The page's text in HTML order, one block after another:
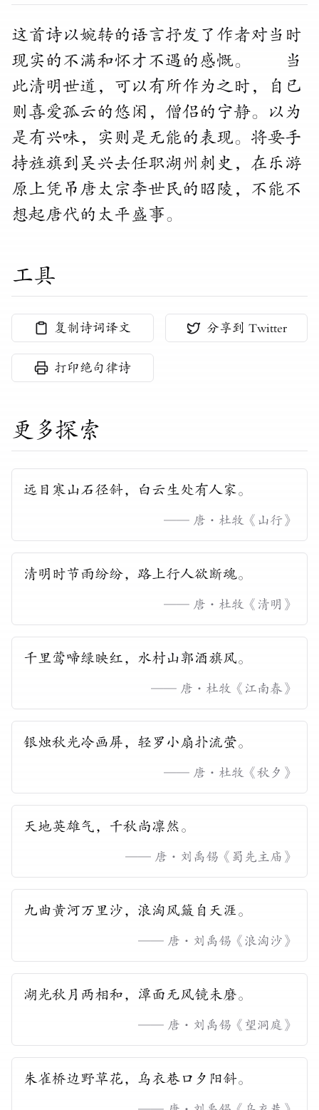
这首诗以婉转的语言抒发了作者对当时
现实的不满和怀才不遇的感慨。 当
此清明世道，可以有所作为之时，自已
则喜爱孤云的悠闲，僧侣的宁静。以为
是有兴味，实则是无能的表现。将要手
持旌旗到吴兴去任职湖州刺史，在乐游
原上凭吊唐太宗李世民的昭陵，不能不
想起唐代的太平盛事。
工具
复制诗词译文 分享到 Twitter
打印绝句律诗
更多探索
远目寒山石径斜，白云生处有人家。
—— 唐 · 杜牧 《 山行 》
清明时节雨纷纷，路上行人欲断魂。
—— 唐 · 杜牧 《 清明 》
千里莺啼绿映红，水村山郭酒旗风。
—— 唐 · 杜牧 《 江南春 》
银烛秋光冷画屏，轻罗小扇扑流萤。
—— 唐 · 杜牧 《 秋夕 》
天地英雄气，千秋尚凛然。
—— 唐 · 刘禹锡 《 蜀先主庙 》
九曲黄河万里沙，浪淘风簸自天涯。
—— 唐 · 刘禹锡 《 浪淘沙 》
湖光秋月两相和，潭面无风镜未磨。
—— 唐 · 刘禹锡 《 望洞庭 》
朱雀桥边野草花，乌衣巷口夕阳斜。